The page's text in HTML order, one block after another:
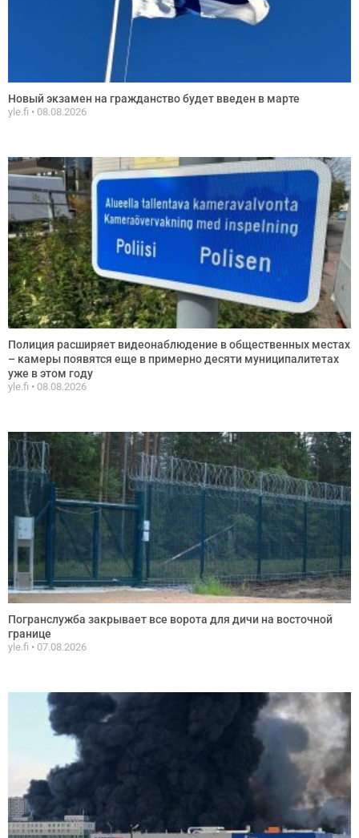
Новый экзамен на гражданство будет введен в марте
yle.fi 08.08.2026
Полиция расширяет видеонаблюдение в общественных местах
– камеры появятся еще в примерно десяти муниципалитетах
уже в этом году
yle.fi 08.08.2026
Погранслужба закрывает все ворота для дичи на восточной
границе
yle.fi 07.08.2026